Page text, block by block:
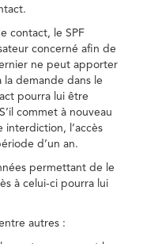
contact, le SPF
concerné afin de
ne peut apporter
la demande dans le
pourra lui être
commet à nouveau
interdiction, l’accès
d’un an.
permettant de le
à celui-ci pourra lui
autres :